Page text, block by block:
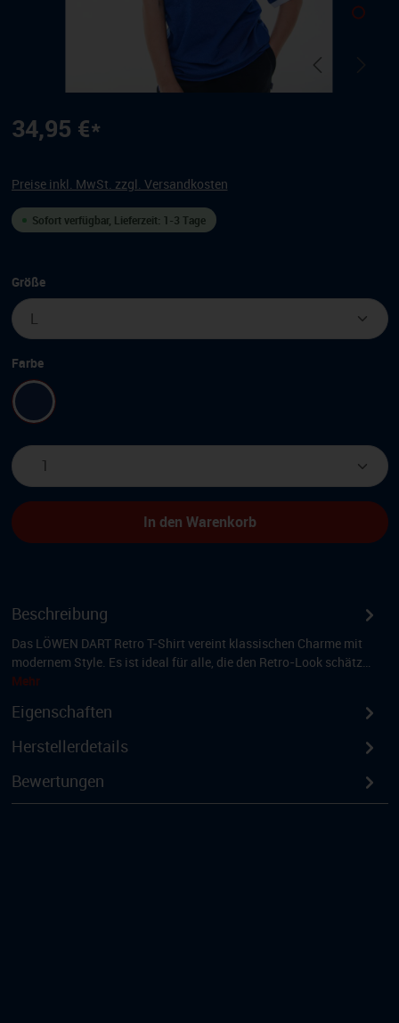
34,95 €*
Preise inkl. MwSt. zzgl. Versandkosten
Sofort verfügbar, Lieferzeit: 1-3 Tage
Größeauswählen
Farbeauswählen
Blau
Produkt Anzahl: Gib den gewünschten
In den Warenkorb
Beschreibung
Das LÖWEN DART Retro T-Shirt vereint klassischen Charme mit
modernem Style. Es ist ideal für alle, die den Retro-Look schätz…
Mehr
Eigenschaften
Herstellerdetails
Bewertungen